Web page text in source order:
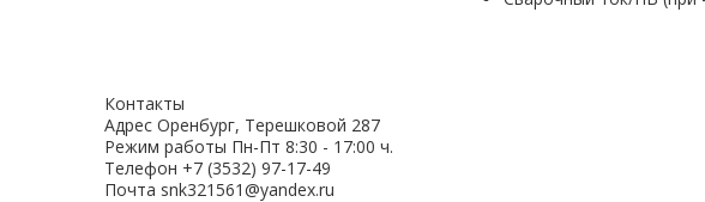
Контакты
Адрес Оренбург, Терешковой 287
Режим работы Пн-Пт 8:30 - 17:00 ч.
Телефон +7 (3532) 97-17-49
Почта snk321561@yandex.ru